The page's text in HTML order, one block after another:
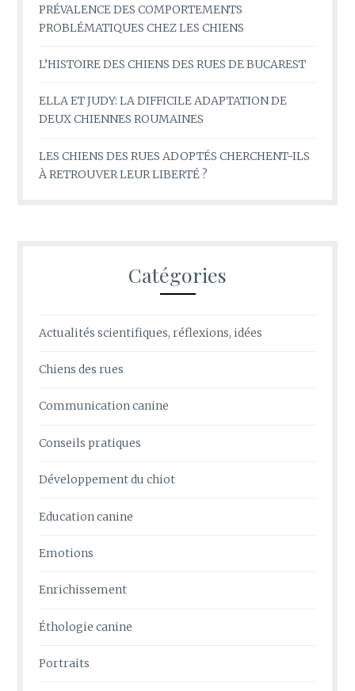
PRÉVALENCE DES COMPORTEMENTS
PROBLÉMATIQUES CHEZ LES CHIENS
L’HISTOIRE DES CHIENS DES RUES DE BUCAREST
ELLA ET JUDY: LA DIFFICILE ADAPTATION DE
DEUX CHIENNES ROUMAINES
LES CHIENS DES RUES ADOPTÉS CHERCHENT-ILS
À RETROUVER LEUR LIBERTÉ ?
Catégories
Actualités scientifiques, réflexions, idées
Chiens des rues
Communication canine
Conseils pratiques
Développement du chiot
Education canine
Emotions
Enrichissement
Éthologie canine
Portraits